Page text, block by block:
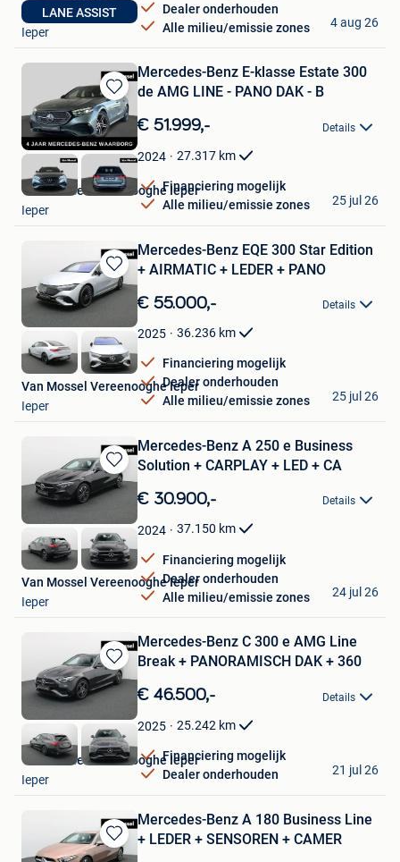
LANE ASSIST
Dealer onderhouden
Alle milieu/emissie zones
Autohandel Decock
Ieper
4 aug 26
Bewaren
in
Mijn
Favorieten
Mercedes-Benz E-klasse Estate 300
de AMG LINE - PANO DAK - B
€ 51.999,- Details
2024 27.317 km
Financiering mogelijk
Alle milieu/emissie zones
Van Mossel Vereenooghe Ieper
Ieper
25 jul 26
Bewaren
in
Favorieten
Mercedes-Benz EQE 300 Star Edition
+ AIRMATIC + LEDER + PANO
€ 55.000,- Details
2025 36.236 km
Financiering mogelijk
Dealer onderhouden
Alle milieu/emissie zones
Van Mossel Vereenooghe Ieper
Ieper
25 jul 26
Bewaren
in
Favorieten
Mercedes-Benz A 250 e Business
Solution + CARPLAY + LED + CA
€ 30.900,- Details
2024 37.150 km
Financiering mogelijk
Dealer onderhouden
Alle milieu/emissie zones
Van Mossel Vereenooghe Ieper
Ieper
24 jul 26
Bewaren
in
Favorieten
Mercedes-Benz C 300 e AMG Line
Break + PANORAMISCH DAK + 360
€ 46.500,- Details
2025 25.242 km
Financiering mogelijk
Dealer onderhouden
Van Mossel Vereenooghe Ieper
Ieper
21 jul 26
Bewaren
Mercedes-Benz A 180 Business Line
+ LEDER + SENSOREN + CAMER